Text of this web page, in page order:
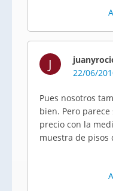
J
22/06/
Pues nosotros
bien. Pero
precio con la
muestra de pisos